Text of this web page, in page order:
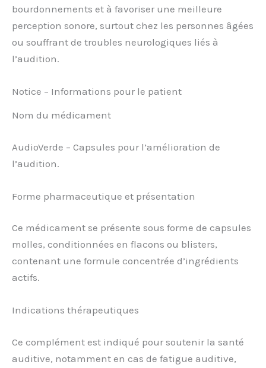
bourdonnements et à favoriser une meilleure
perception sonore, surtout chez les personnes âgées
ou souffrant de troubles neurologiques liés à
l’audition.
Notice – Informations pour le patient
Nom du médicament
AudioVerde – Capsules pour l’amélioration de
l’audition.
Forme pharmaceutique et présentation
Ce médicament se présente sous forme de capsules
molles, conditionnées en flacons ou blisters,
contenant une formule concentrée d’ingrédients
actifs.
Indications thérapeutiques
Ce complément est indiqué pour soutenir la santé
auditive, notamment en cas de fatigue auditive,